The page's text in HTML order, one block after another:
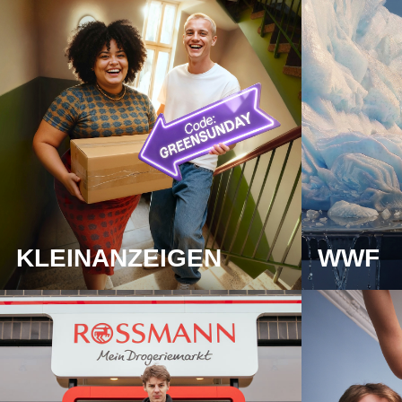
KLEINANZEIGEN WWF